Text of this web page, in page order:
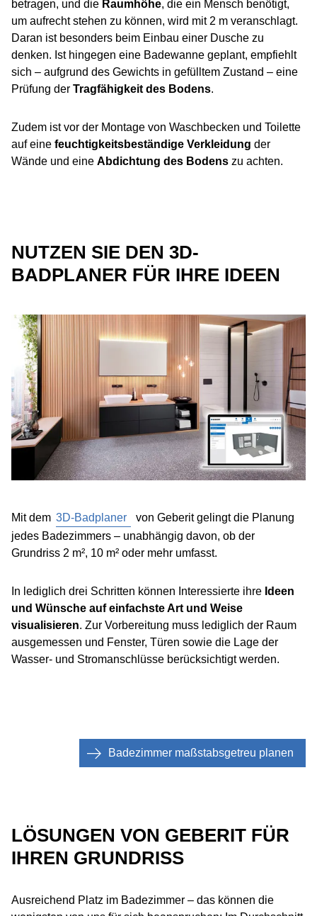
betragen, und die Raumhöhe, die ein Mensch benötigt,
um aufrecht stehen zu können, wird mit 2 m veranschlagt.
Daran ist besonders beim Einbau einer Dusche zu
denken. Ist hingegen eine Badewanne geplant, empfiehlt
sich – aufgrund des Gewichts in gefülltem Zustand – eine
Prüfung der Tragfähigkeit des Bodens.
Zudem ist vor der Montage von Waschbecken und Toilette
auf eine feuchtigkeitsbeständige Verkleidung der
Wände und eine Abdichtung des Bodens zu achten.
NUTZEN SIE DEN 3D-
BADPLANER FÜR IHRE IDEEN
Mit dem 3D-Badplaner
von Geberit gelingt die Planung
jedes Badezimmers – unabhängig davon, ob der
Grundriss 2 m², 10 m² oder mehr umfasst.
In lediglich drei Schritten können Interessierte ihre Ideen
und Wünsche auf einfachste Art und Weise
visualisieren. Zur Vorbereitung muss lediglich der Raum
ausgemessen und Fenster, Türen sowie die Lage der
Wasser- und Stromanschlüsse berücksichtigt werden.
Badezimmer maßstabsgetreu planen
LÖSUNGEN VON GEBERIT FÜR
IHREN GRUNDRISS
Ausreichend Platz im Badezimmer – das können die